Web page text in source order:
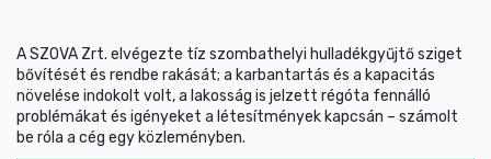
A SZOVA Zrt. elvégezte tíz szombathelyi hulladékgyűjtő sziget
bővítését és rendbe rakását; a karbantartás és a kapacitás
növelése indokolt volt, a lakosság is jelzett régóta fennálló
problémákat és igényeket a létesítmények kapcsán – számolt
be róla a cég egy közleményben.